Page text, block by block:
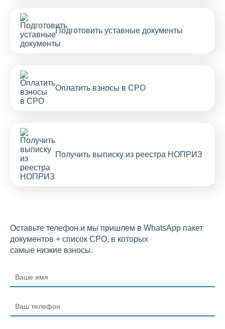
Подготовить уставные документы
Оплатить взносы в СРО
Получить выписку из реестра НОПРИЗ
Оставьте телефон и мы пришлем в WhatsApp пакет
документов + список СРО, в которых
самые низкие взносы.